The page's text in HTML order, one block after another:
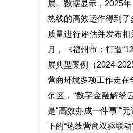
展。数据显示，2025
热线的高效运作得到
质量进行评估并发布
月，《福州市：打造
展典型案例（2024-
营商环境多项工作走在
范区，“数字金融解纷
是“高效办成一件事”“
下的“热线营商双驱联